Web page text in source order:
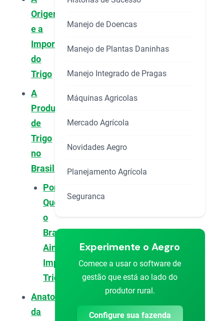
Origem
e a
Importância
do
Trigo
A
Produção
de
Trigo
no
Brasil
Por
Que
o
Brasil
Ainda
Importa
Trigo?
Anatomia
da
Manejo de Doencas
Manejo de Plantas Daninhas
Manejo Integrado de Pragas
Máquinas Agricolas
Mercado Agrícola
Novidades Aegro
Planejamento Agrícola
Seguranca
Experimente o Aegro
Comece a usar o software de
gestão que está ao lado do
produtor rural.
Configure sua fazenda